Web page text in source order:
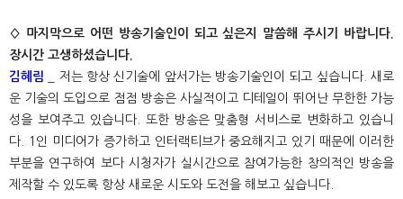
◊ 마지막으로 어떤 방송기술인이 되고 싶은지 말씀해 주시기 바랍니다.
장시간 고생하셨습니다.
김혜림 _ 저는 항상 신기술에 앞서가는 방송기술인이 되고 싶습니다. 새로
운 기술의 도입으로 점점 방송은 사실적이고 디테일이 뛰어난 무한한 가능
성을 보여주고 있습니다. 또한 방송은 맞춤형 서비스로 변화하고 있습니
다. 1인 미디어가 증가하고 인터랙티브가 중요해지고 있기 때문에 이러한
부분을 연구하여 보다 시청자가 실시간으로 참여가능한 창의적인 방송을
제작할 수 있도록 항상 새로운 시도와 도전을 해보고 싶습니다.